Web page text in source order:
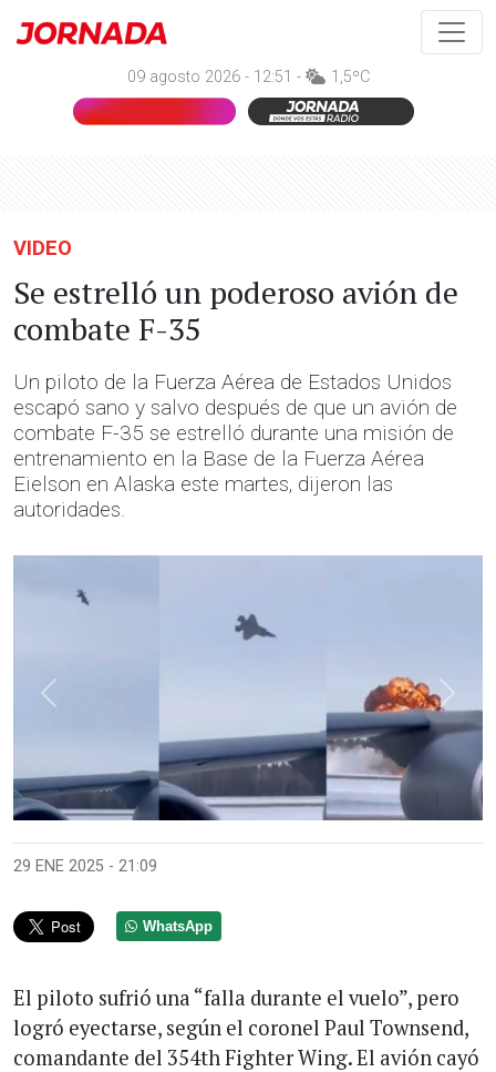
09 agosto 2026 - 12:51 - 1,5ºC
VIDEO
Se estrelló un poderoso avión de
combate F-35
Un piloto de la Fuerza Aérea de Estados Unidos
escapó sano y salvo después de que un avión de
combate F-35 se estrelló durante una misión de
entrenamiento en la Base de la Fuerza Aérea
Eielson en Alaska este martes, dijeron las
autoridades.
Anterior
29 ENE 2025 - 21:09
WhatsApp
El piloto sufrió una “falla durante el vuelo”, pero
logró eyectarse, según el coronel Paul Townsend,
comandante del 354th Fighter Wing. El avión cayó